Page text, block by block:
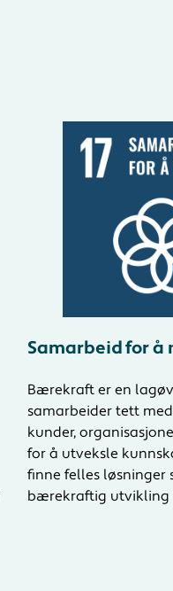
Samarbeid for å
Bærekraft er en
samarbeider tett
kunder,
for å utveksle
finne felles løsninger
bærekraftig